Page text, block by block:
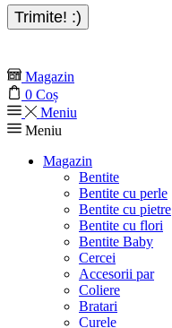
Magazin
0 Coș
Meniu
Meniu
Magazin
Bentite
Bentite cu perle
Bentite cu pietre
Bentite cu flori
Bentite Baby
Cercei
Accesorii par
Coliere
Bratari
Curele